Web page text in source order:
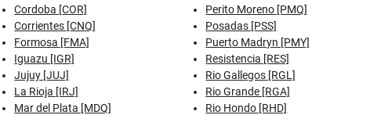
Cordoba [COR]
Corrientes [CNQ]
Formosa [FMA]
Iguazu [IGR]
Jujuy [JUJ]
La Rioja [IRJ]
Mar del Plata [MDQ]
Perito Moreno [PMQ]
Posadas [PSS]
Puerto Madryn [PMY]
Resistencia [RES]
Rio Gallegos [RGL]
Rio Grande [RGA]
Rio Hondo [RHD]